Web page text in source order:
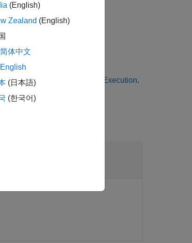
Identify Worst-Case Task Execution.
(English)
Zealand (English)
简体中文
English
(日本語)
(한국어)